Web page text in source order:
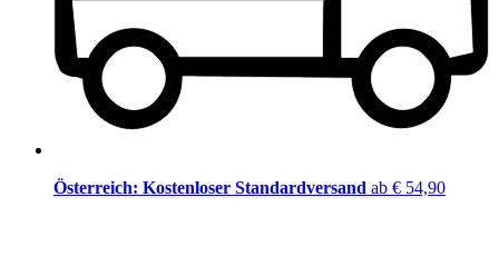
Österreich: Kostenloser Standardversand ab € 54,90